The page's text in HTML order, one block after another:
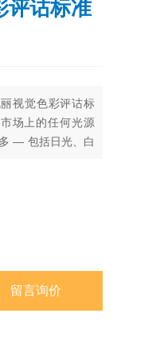
评诂标准
视觉色彩评诂标
场上的任何光源
— 包括日光、白
UVa，数量*其他
通过操作员设置
留言询价